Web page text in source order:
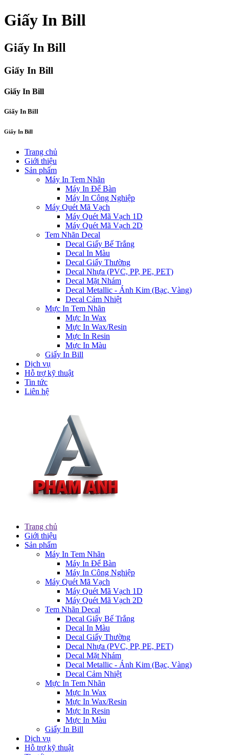
Giấy In Bill
Giấy In Bill
Giấy In Bill
Giấy In Bill
Giấy In Bill
Giấy In Bill
Trang chủ
Giới thiệu
Sản phẩm
Máy In Tem Nhãn
Máy In Để Bàn
Máy In Công Nghiệp
Máy Quét Mã Vạch
Máy Quét Mã Vạch 1D
Máy Quét Mã Vạch 2D
Tem Nhãn Decal
Decal Giấy Bế Trắng
Decal In Màu
Decal Giấy Thường
Decal Nhựa (PVC, PP, PE, PET)
Decal Mặt Nhám
Decal Metallic - Ánh Kim (Bạc, Vàng)
Decal Cảm Nhiệt
Mực In Tem Nhãn
Mực In Wax
Mực In Wax/Resin
Mực In Resin
Mực In Màu
Giấy In Bill
Dịch vụ
Hỗ trợ kỹ thuật
Tin tức
Liên hệ
Trang chủ
Giới thiệu
Sản phẩm
Máy In Tem Nhãn
Máy In Để Bàn
Máy In Công Nghiệp
Máy Quét Mã Vạch
Máy Quét Mã Vạch 1D
Máy Quét Mã Vạch 2D
Tem Nhãn Decal
Decal Giấy Bế Trắng
Decal In Màu
Decal Giấy Thường
Decal Nhựa (PVC, PP, PE, PET)
Decal Mặt Nhám
Decal Metallic - Ánh Kim (Bạc, Vàng)
Decal Cảm Nhiệt
Mực In Tem Nhãn
Mực In Wax
Mực In Wax/Resin
Mực In Resin
Mực In Màu
Giấy In Bill
Dịch vụ
Hỗ trợ kỹ thuật